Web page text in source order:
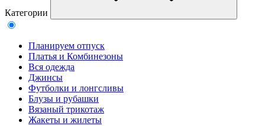
Категории
Планируем отпуск
Платья и Комбинезоны
Вся одежда
Джинсы
Футболки и лонгсливы
Блузы и рубашки
Вязаный трикотаж
Жакеты и жилеты